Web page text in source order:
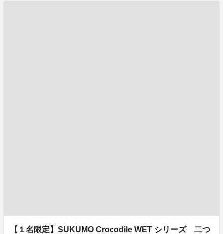
【１名限定】SUKUMO Crocodile WET シリーズ 二つ